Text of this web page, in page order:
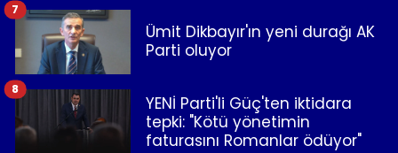
Ümit Dikbayır'ın yeni durağı AK
Parti oluyor
7
YENİ Parti'li Güç'ten iktidara
tepki: "Kötü yönetimin
faturasını Romanlar ödüyor"
8